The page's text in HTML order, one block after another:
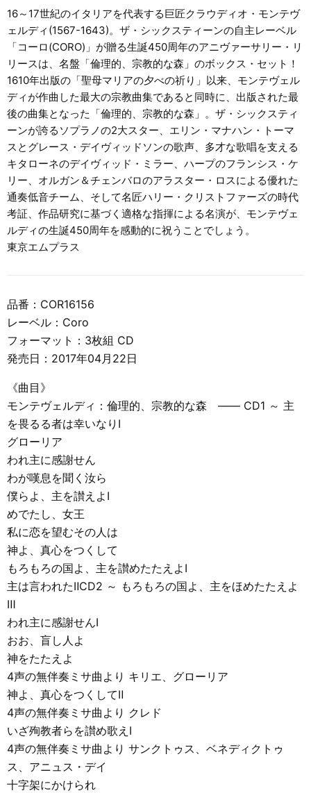
16～17世紀のイタリアを代表する巨匠クラウディオ・モンテヴ
ェルディ(1567-1643)。ザ・シックスティーンの自主レーベル
「コーロ(CORO)」が贈る生誕450周年のアニヴァーサリー・リ
リースは、名盤「倫理的、宗教的な森」のボックス・セット！
1610年出版の「聖母マリアの夕べの祈り」以来、モンテヴェル
ディが作曲した最大の宗教曲集であると同時に、出版された最
後の曲集となった「倫理的、宗教的な森」。ザ・シックスティ
ーンが誇るソプラノの2大スター、エリン・マナハン・トーマ
スとグレース・デイヴィッドソンの歌声、多才な歌唱を支える
キタローネのデイヴィッド・ミラー、ハープのフランシス・ケ
リー、オルガン＆チェンバロのアラスター・ロスによる優れた
通奏低音チーム、そして名匠ハリー・クリストファーズの時代
考証、作品研究に基づく適格な指揮による名演が、モンテヴェ
ルディの生誕450周年を感動的に祝うことでしょう。
東京エムプラス
品番：COR16156
レーベル：Coro
フォーマット：3枚組 CD
発売日：2017年04月22日
《曲目》
モンテヴェルディ：倫理的、宗教的な森 ―― CD1 ～ 主
を畏るる者は幸いなりⅠ
グローリア
われ主に感謝せん
わが嘆息を聞く汝ら
僕らよ、主を讃えよⅠ
めでたし、女王
私に恋を望むその人は
神よ、真心をつくして
もろもろの国よ、主を讃めたたえよⅠ
主は言われたⅡCD2 ～ もろもろの国よ、主をほめたたえよ
Ⅲ
われ主に感謝せんⅠ
おお、盲し人よ
神をたたえよ
4声の無伴奏ミサ曲より キリエ、グローリア
神よ、真心をつくしてⅡ
4声の無伴奏ミサ曲より クレド
いざ殉教者らを讃め歌えⅠ
4声の無伴奏ミサ曲より サンクトゥス、ベネディクトゥ
ス、アニュス・デイ
十字架にかけられ